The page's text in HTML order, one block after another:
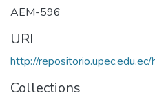
AEM-596
URI
http://
Collections